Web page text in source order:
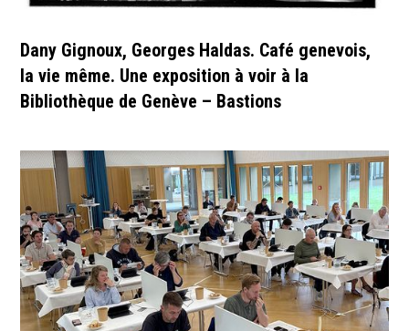
Dany Gignoux, Georges Haldas. Café genevois,
la vie même. Une exposition à voir à la
Bibliothèque de Genève – Bastions